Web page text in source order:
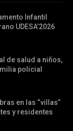
Infantil
UDESA’2026
de salud a niños,
policial
en las “villas”
y residentes